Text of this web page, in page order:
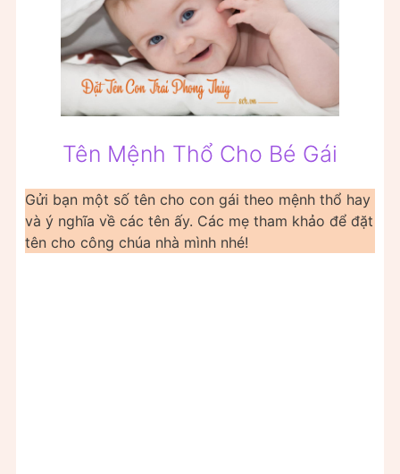
Tên Mệnh Thổ Cho Bé Gái
Gửi bạn một số tên cho con gái theo mệnh thổ hay
và ý nghĩa về các tên ấy. Các mẹ tham khảo để đặt
tên cho công chúa nhà mình nhé!